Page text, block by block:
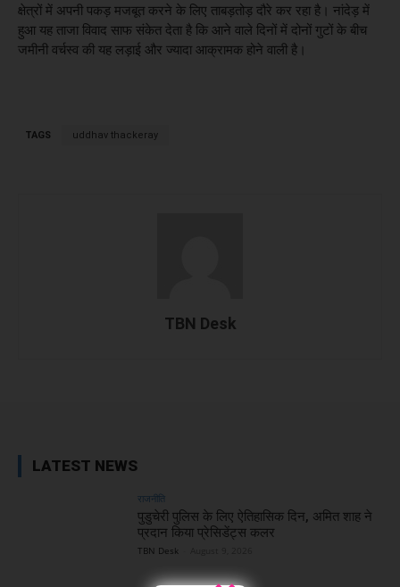
क्षेत्रों में अपनी पकड़ मजबूत करने के लिए ताबड़तोड़ दौरे कर रहा है। नांदेड़ में
हुआ यह ताजा विवाद साफ संकेत देता है कि आने वाले दिनों में दोनों गुटों के बीच
जमीनी वर्चस्व की यह लड़ाई और ज्यादा आक्रामक होने वाली है।
TAGS uddhav thackeray
TBN Desk
LATEST NEWS
राजनीति
पुडुचेरी पुलिस के लिए ऐतिहासिक दिन, अमित शाह ने
प्रदान किया प्रेसिडेंट्स कलर
TBN Desk